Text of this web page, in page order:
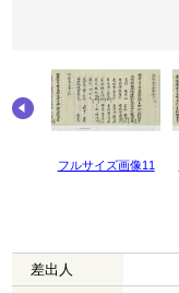
フルサイズ画像11
差出人